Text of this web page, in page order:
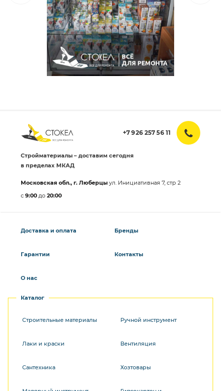
+7 926 257 56 11
Стройматериалы – доставим сегодня
в пределах МКАД
Московская обл., г. Люберцы ул. Инициативная 7, стр 2
с 9:00 до 20:00
Доставка и оплата
Гарантии
О нас
Бренды
Контакты
Каталог
Строительные материалы
Лаки и краски
Сантехника
Ручной инструмент
Вентиляция
Хозтовары